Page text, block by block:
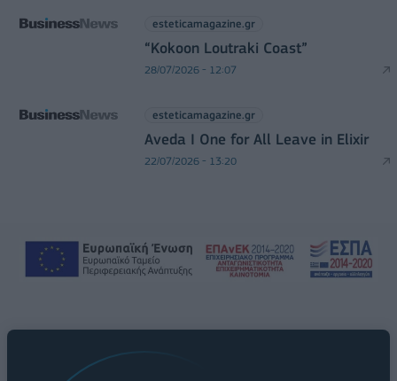
esteticamagazine.gr
“Kokoon Loutraki Coast”
28/07/2026 - 12:07
esteticamagazine.gr
Aveda I One for All Leave in Elixir
22/07/2026 - 13:20